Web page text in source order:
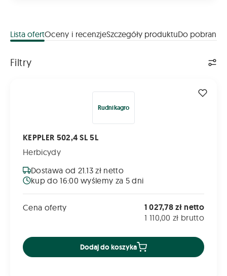
Lista ofertOceny i recenzjeSzczegóły produktuDo pobrania
Filtry
Rudnikagro
KEPPLER 502,4 SL 5L
Herbicydy
Dostawa od 21.13 zł netto
kup do 16:00 wyślemy za 5 dni
Cena oferty 1 027,78 zł netto
1 110,00 zł brutto
Dodaj do koszyka